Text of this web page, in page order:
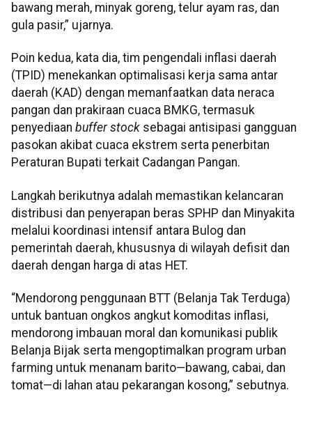
bawang merah, minyak goreng, telur ayam ras, dan
gula pasir,” ujarnya.
Poin kedua, kata dia, tim pengendali inflasi daerah
(TPID) menekankan optimalisasi kerja sama antar
daerah (KAD) dengan memanfaatkan data neraca
pangan dan prakiraan cuaca BMKG, termasuk
penyediaan buffer stock sebagai antisipasi gangguan
pasokan akibat cuaca ekstrem serta penerbitan
Peraturan Bupati terkait Cadangan Pangan.
Langkah berikutnya adalah memastikan kelancaran
distribusi dan penyerapan beras SPHP dan Minyakita
melalui koordinasi intensif antara Bulog dan
pemerintah daerah, khususnya di wilayah defisit dan
daerah dengan harga di atas HET.
“Mendorong penggunaan BTT (Belanja Tak Terduga)
untuk bantuan ongkos angkut komoditas inflasi,
mendorong imbauan moral dan komunikasi publik
Belanja Bijak serta mengoptimalkan program urban
farming untuk menanam barito—bawang, cabai, dan
tomat—di lahan atau pekarangan kosong,” sebutnya.